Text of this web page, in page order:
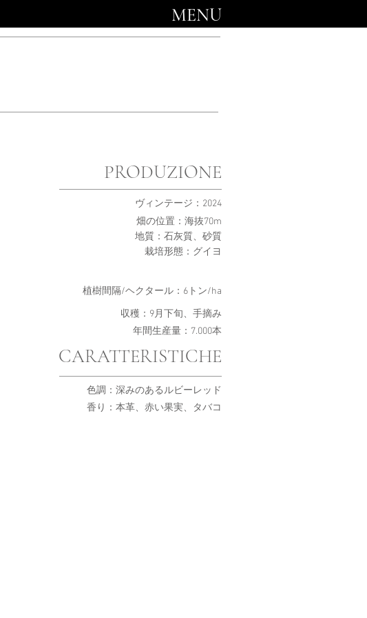
MENU
PRODUZIONE
ヴィンテージ：2024
畑の位置：海抜70m
地質：石灰質、砂質
栽培形態：グイヨ
植樹間隔/ヘクタール：6トン/ha
収穫：9月下旬、手摘み
年間生産量：7.000本
CARATTERISTICHE
色調：深みのあるルビーレッド
香り：本革、赤い果実、タバコ